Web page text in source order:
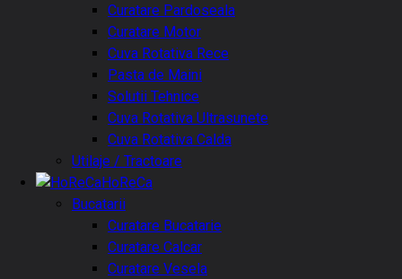
Curatare Pardoseala
Curatare Motor
Cuva Rotativa Rece
Pasta de Maini
Solutii Tehnice
Cuva Rotativa Ultrasunete
Cuva Rotativa Calda
Utilaje / Tractoare
HoReCa
Bucatarii
Curatare Bucatarie
Curatare Calcar
Curatare Vesela